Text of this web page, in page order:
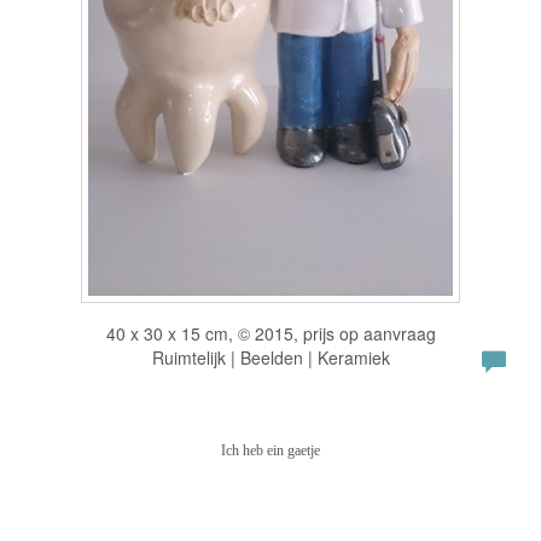
40 x 30 x 15 cm, © 2015, prijs op aanvraag
Ruimtelijk | Beelden | Keramiek
Ich heb ein gaetje